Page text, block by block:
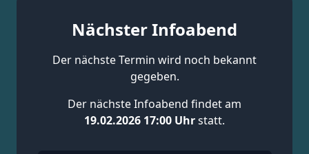
Nächster Infoabend
Der nächste Termin wird noch bekannt
gegeben.
Der nächste Infoabend findet am
19.02.2026 17:00 Uhrstatt.